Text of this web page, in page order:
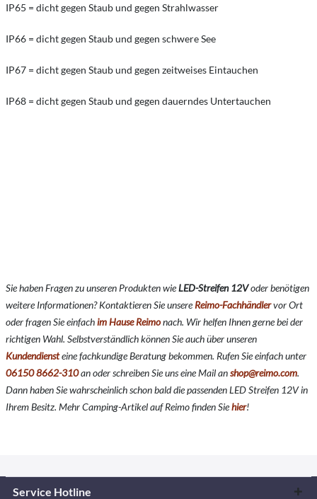
IP65 = dicht gegen Staub und gegen Strahlwasser
IP66 = dicht gegen Staub und gegen schwere See
IP67 = dicht gegen Staub und gegen zeitweises Eintauchen
IP68 = dicht gegen Staub und gegen dauerndes Untertauchen
Sie haben Fragen zu unseren Produkten wieLED-Streifen 12Voder benötigen
weitere Informationen? Kontaktieren Sie unsereReimo-Fachhändlervor Ort
oder fragen Sie einfachim Hause Reimonach. Wir helfen Ihnen gerne bei der
richtigen Wahl. Selbstverständlich können Sie auch über unseren
Kundendiensteine fachkundige Beratung bekommen. Rufen Sie einfach unter
06150 8662-310an oder schreiben Sie uns eine Mail anshop@reimo.com.
Dann haben Sie wahrscheinlich schon bald die passenden LED Streifen 12V in
Ihrem Besitz. Mehr Camping-Artikel auf Reimo finden Siehier!
Service Hotline